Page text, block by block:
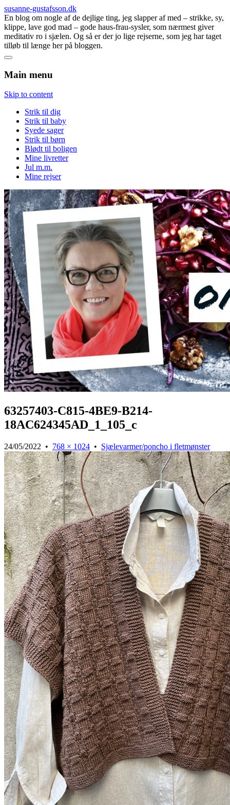
susanne-gustafsson.dk
En blog om nogle af de dejlige ting, jeg slapper af med – strikke, sy,
klippe, lave god mad – gode haus-frau-sysler, som nærmest giver
meditativ ro i sjælen. Og så er der jo lige rejserne, som jeg har taget
tilløb til længe her på bloggen.
Main menu
Skip to content
Strik til dig
Strik til baby
Syede sager
Strik til børn
Blødt til boligen
Mine livretter
Jul m.m.
Mine rejser
63257403-C815-4BE9-B214-
18AC624345AD_1_105_c
24/05/2022 • 768 × 1024 • Sjælevarmer/poncho i fletmønster